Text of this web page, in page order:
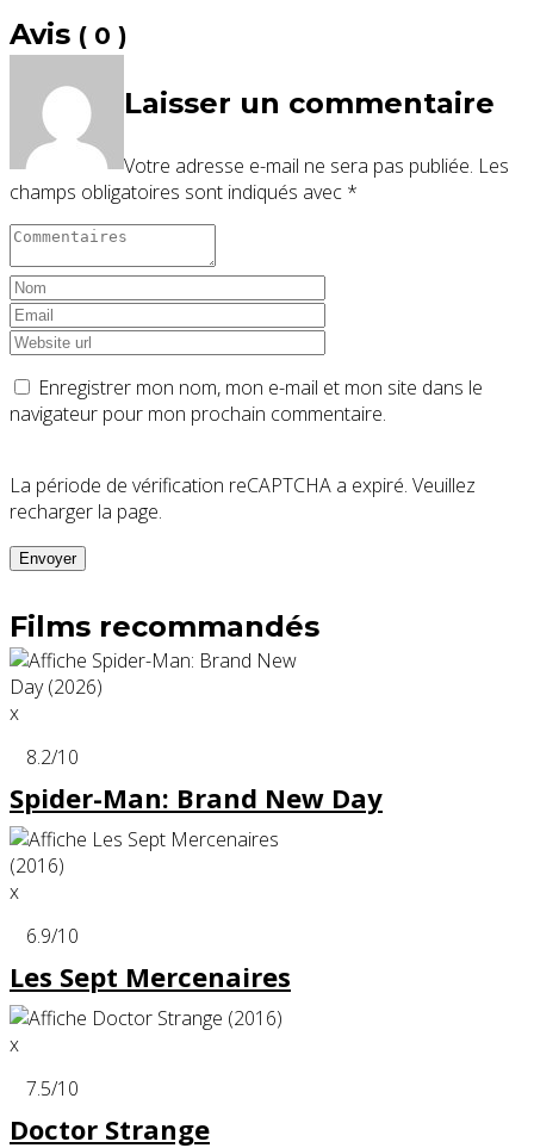
Avis ( 0 )
Laisser un commentaire
Votre adresse e-mail ne sera pas publiée. Les
champs obligatoires sont indiqués avec *
Enregistrer mon nom, mon e-mail et mon site dans le
navigateur pour mon prochain commentaire.
La période de vérification reCAPTCHA a expiré. Veuillez
recharger la page.
Films recommandés
x
8.2/10
Spider-Man: Brand New Day
x
6.9/10
Les Sept Mercenaires
x
7.5/10
Doctor Strange